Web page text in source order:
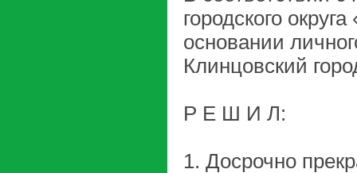
городского
основании
Клинцовский
Р Е Ш И Л:
1. Досрочно